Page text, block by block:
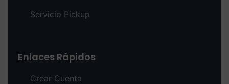
Servicio Pickup
Enlaces Rápidos
Crear Cuenta